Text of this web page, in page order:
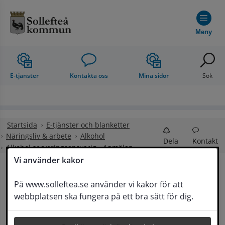
Vi använder kakor
På www.solleftea.se använder vi kakor för att
webbplatsen ska fungera på ett bra sätt för dig.
Meny
E-tjänster Kontakta oss Mina sidor Sök
Startsida
E-tjänster och blanketter
Näringsliv & arbete
Alkohol
Alkohol serveringsansvarig - Anmälan
Dela Kontakt
Alkohol
serveringsansvarig - Anmälan